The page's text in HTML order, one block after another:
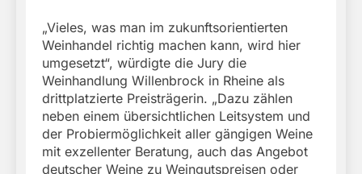
„Vieles, was man im zukunftsorientierten
Weinhandel richtig machen kann, wird hier
umgesetzt“, würdigte die Jury die
Weinhandlung Willenbrock in Rheine als
drittplatzierte Preisträgerin. „Dazu zählen
neben einem übersichtlichen Leitsystem und
der Probiermöglichkeit aller gängigen Weine
mit exzellenter Beratung, auch das Angebot
deutscher Weine zu Weingutspreisen oder